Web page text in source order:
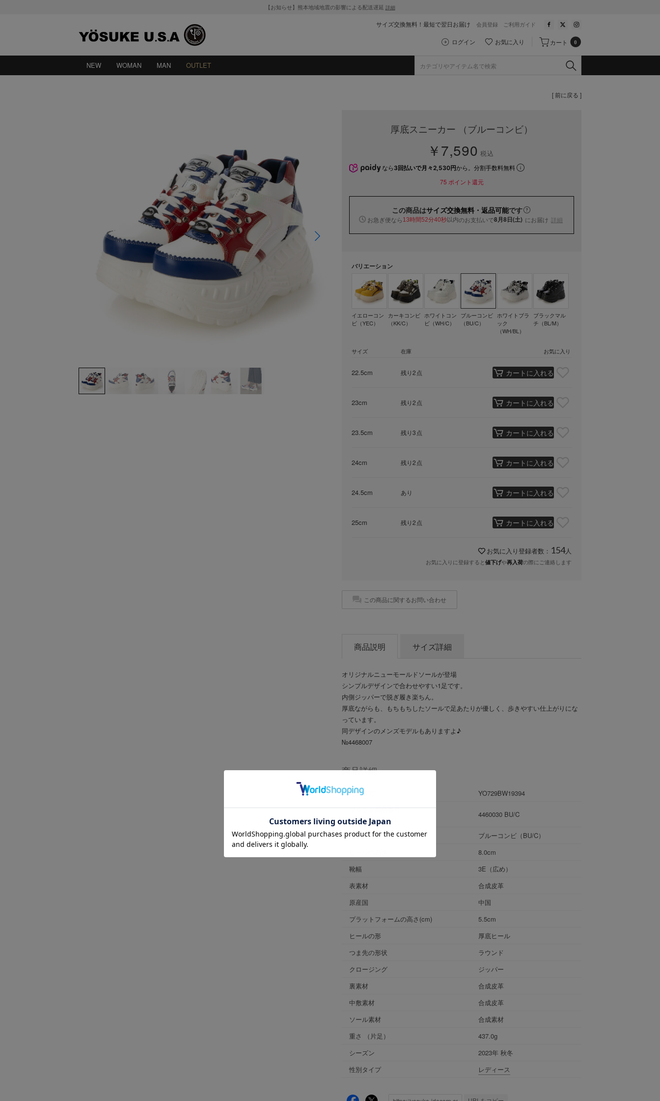
【お知らせ】熊本地域地震の影響による配送遅延 詳細
サイズ交換無料！最短で翌日お届け 会員登録 ご利用ガイド
ログイン お気に入り カート 0
NEW WOMAN MAN OUTLET
[ 前に戻る ]
厚底スニーカー （ブルーコンビ）
￥7,590 税込
なら 3回払いで月々2,530円から。分割手数料無料
75 ポイント還元
この商品はサイズ交換無料・返品可能です
お急ぎ便なら 13時間52分39秒以内のお支払いで8月8日(土) にお届け 詳細
バリエーション
イエローコン
ビ（YEC）
カーキコンビ
（KK/C）
ホワイトコン
ビ（WH/C）
ブルーコンビ
（BU/C）
ホワイトブラ
ック
（WH/BL）
ブラックマル
チ（BL/M）
サイズ 在庫 お気に入り
22.5cm 残り2点 カートに入れる
23cm 残り2点 カートに入れる
23.5cm 残り3点 カートに入れる
24cm 残り2点 カートに入れる
24.5cm あり カートに入れる
25cm 残り2点 カートに入れる
お気に入り登録者数： 154人
お気に入りに登録すると値下げや再入荷の際にご連絡します
この商品に関するお問い合わせ
商品説明 サイズ詳細
オリジナルニューモールドソールが登場
シンプルデザインで合わせやすい1足です。
内側ジッパーで脱ぎ履き楽ちん。
厚底ながらも、もちもちしたソールで足あたりが優しく、歩きやすい仕上がりにな
っています。
同デザインのメンズモデルもありますよ♪
№4468007
商品詳細
商品番号
YO729BW19394
ブランド商品番号
※店舗お問い合わせ用
4460030 BU/C
色
ブルーコンビ（BU/C）
8.0cm
靴幅
3E（広め）
表素材
合成皮革
原産国
中国
プラットフォームの高さ(cm)
5.5cm
ヒールの形
厚底ヒール
つま先の形状
ラウンド
クロージング
ジッパー
裏素材
合成皮革
中敷素材
合成皮革
ソール素材
合成素材
重さ
（片足）
437.0g
シーズン
2023年 秋冬
性別タイプ
レディース